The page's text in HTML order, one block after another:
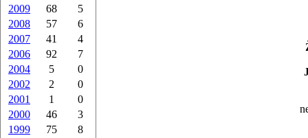
2009
68
5
2008
57
6
2007
41
4
2006
92
7
2004
5
0
2002
2
0
2001
1
0
2000
46
3
1999
75
8